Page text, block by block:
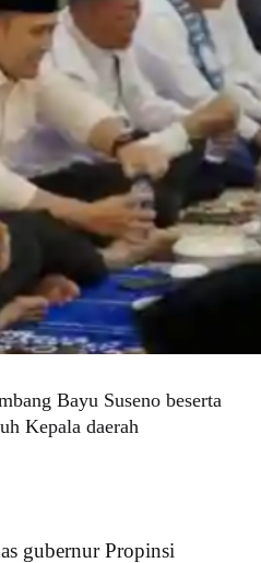
Bayu Suseno beserta
Kepala daerah
gubernur Propinsi